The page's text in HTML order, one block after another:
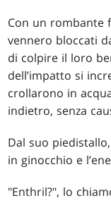
Con un rombante
vennero bloccati
di colpire il loro
dell’impatto si
crollarono in
indietro, senza
Dal suo
in ginocchio e
"Enthril?", lo